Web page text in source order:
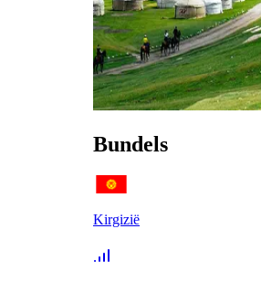
Bundels
Kirgizië